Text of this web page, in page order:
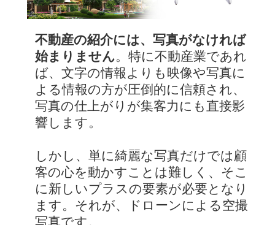
不動産の紹介には、写真がなければ
始まりません。特に不動産業であれ
ば、文字の情報よりも映像や写真に
よる情報の方が圧倒的に信頼され、
写真の仕上がりが集客力にも直接影
響します。
しかし、単に綺麗な写真だけでは顧
客の心を動かすことは難しく、そこ
に新しいプラスの要素が必要となり
ます。それが、ドローンによる空撮
写真です。